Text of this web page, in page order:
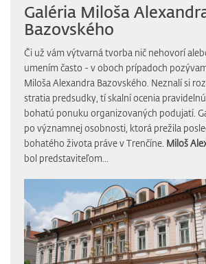
Galéria Miloša
Bazovského
Či už vám výtvarná tvorba nič nehovorí
umením často - v oboch prípadoch
Miloša Alexandra Bazovského. Neznalí si
stratia predsudky, tí skalní ocenia
bohatú ponuku organizovaných podujatí.
po významnej osobnosti, ktorá prežila
bohatého života práve v Trenčíne. Miloš
bol predstaviteľom...